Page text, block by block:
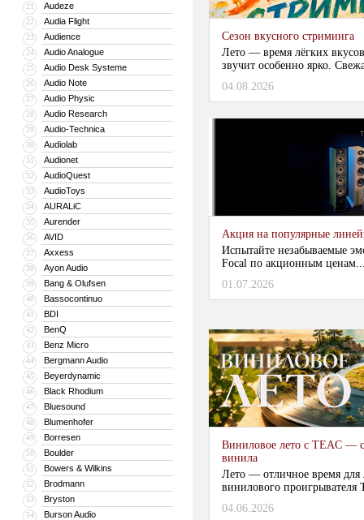
21 Audeze
22 Audia Flight
23 Audience
24 Audio Analogue
25 Audio Desk Systeme
26 Audio Note
27 Audio Physic
28 Audio Research
29 Audio-Technica
30 Audiolab
31 Audionet
32 AudioQuest
33 AudioToys
34 AURALiC
35 Aurender
36 AVID
37 Axxess
38 Ayon Audio
39 Bang & Olufsen
40 Bassocontinuo
41 BDI
42 BenQ
43 Benz Micro
44 Bergmann Audio
45 Beyerdynamic
46 Black Rhodium
47 Bluesound
48 Blumenhofer
49 Borresen
50 Boulder
51 Bowers & Wilkins
52 Brodmann
53 Bryston
54 Burson Audio
Сезон вкусного стриминга
Лето — время лёгких
звучит особенно ярко.
04.08.2026
Акция на популярные
Испытайте незабываемые
Focal по акционным
01.07.2026
Виниловое лето с TEAC —
винила
Лето — отличное время
винилового
...
04.06.2026